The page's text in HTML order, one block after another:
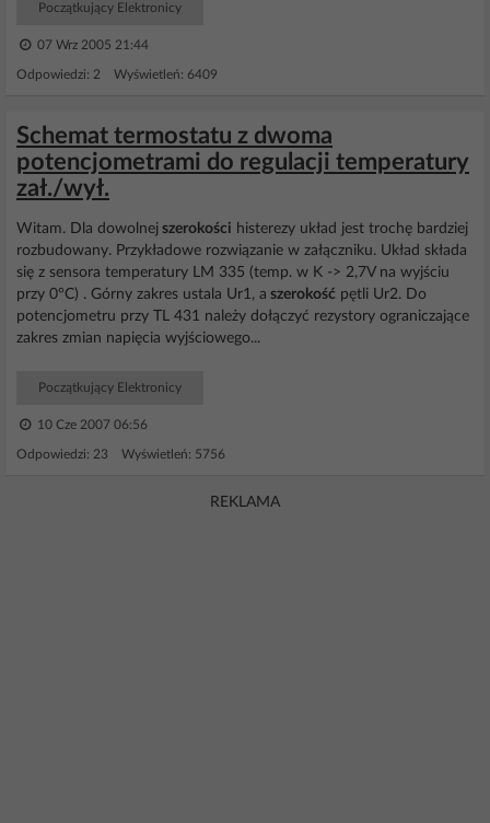
Początkujący Elektronicy
07 Wrz 2005 21:44
Odpowiedzi: 2 Wyświetleń: 6409
Schemat termostatu z dwoma
potencjometrami do regulacji temperatury
zał./wył.
Witam. Dla dowolnej szerokości histerezy układ jest trochę bardziej
rozbudowany. Przykładowe rozwiązanie w załączniku. Układ składa
się z sensora temperatury LM 335 (temp. w K -> 2,7V na wyjściu
przy 0°C) . Górny zakres ustala Ur1, a szerokość pętli Ur2. Do
potencjometru przy TL 431 należy dołączyć rezystory ograniczające
zakres zmian napięcia wyjściowego...
Początkujący Elektronicy
10 Cze 2007 06:56
Odpowiedzi: 23 Wyświetleń: 5756
REKLAMA